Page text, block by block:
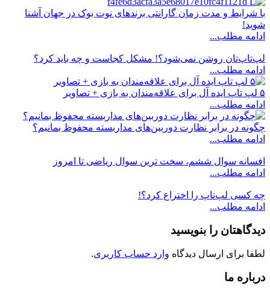
با شرایط و مدت زمان گارانتی برندهای نوت بوک در جهان آشنا
شوید!
ادامه مطلب...
لپ‌تاپ‌تان روشن نمی‌شود؟! مشکل کجاست و چه باید کرد؟
ادامه مطلب...
۵ لپ تاپ ایده آل برای علاقه‌مندان به بازی + تصاویر
ادامه مطلب...
چگونه در برابر نظارت دوربین‌های مداربسته محفوظ بمانیم؟
ادامه مطلب...
افسانه سوال ششم، سخت ترین سوال ریاضی تا امروز
ادامه مطلب...
چه کسی لپ‌تاپ را اختراع کرد؟!
ادامه مطلب...
دیدگاهتان را بنویسید
لطفا برای ارسال دیدگاه وارد حساب کاربری.
درباره ما